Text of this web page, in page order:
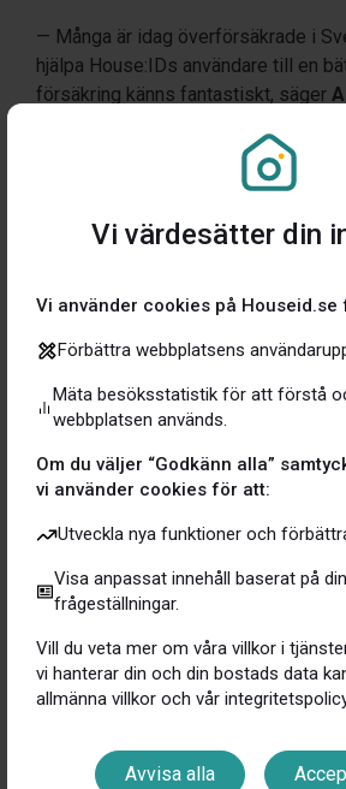
Vi värdesätter din
Vi använder cookies på Houseid.se
Förbättra webbplatsens
Mäta besöksstatistik för att förstå
webbplatsen används.
Om du väljer “Godkänn alla”
vi använder cookies för att:
Utveckla nya funktioner och
Visa anpassat innehåll baserat på
frågeställningar.
Vill du veta mer om våra villkor i
vi hanterar din och din bostads data
allmänna villkor och vår
Avvisa alla
— Många är idag överförsäkrade i
hjälpa House:IDs användare till en
försäkring känns fantastiskt, säger
är VD för
— Detta är bara början på ett mycket
användare går väl hand i hand med
och kundfilosofi. Vi kommer
till vår marknad, mer om dessa
fram efter sommaren.
https://sakochliv.se/2022/04/19/
samarbetsavtal-med-